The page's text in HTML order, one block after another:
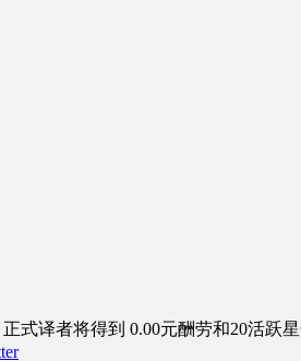
正式译者将得到 0.00元酬劳和20活跃